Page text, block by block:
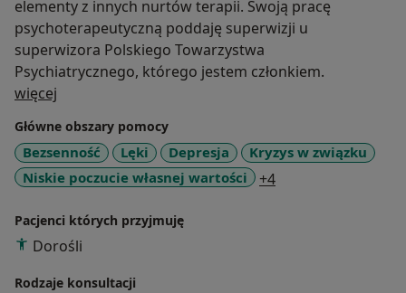
elementy z innych nurtów terapii. Swoją pracę
psychoterapeutyczną poddaję superwizji u
superwizora Polskiego Towarzystwa
Psychiatrycznego, którego jestem członkiem.
więcej
Główne obszary pomocy
Bezsenność Lęki Depresja
Kryzys w związku
Niskie poczucie własnej wartości
+4
Pacjenci których przyjmuję
Dorośli
Rodzaje konsultacji